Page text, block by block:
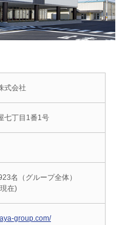
式会社
七丁目1番1号
名（グループ全体）
在)
group.com/